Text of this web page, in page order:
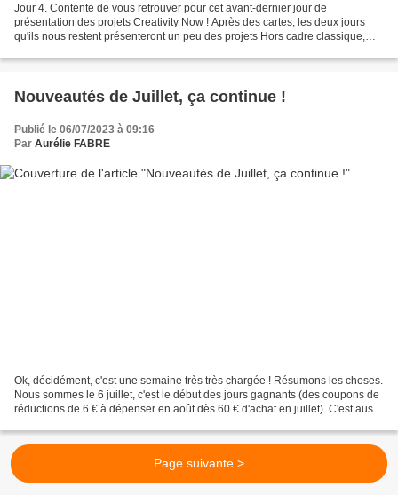
Jour 4. Contente de vous retrouver pour cet avant-dernier jour de
présentation des projets Creativity Now ! Après des cartes, les deux jours
qu'ils nous restent présenteront un peu des projets Hors cadre classique,
Nouveautés de Juillet, ça continue !
Publié le 06/07/2023 à 09:16
Par Aurélie FABRE
Ok, décidément, c'est une semaine très très chargée ! Résumons les choses.
Nous sommes le 6 juillet, c'est le début des jours gagnants (des coupons de
réductions de 6 € à dépenser en août dès 60 € d'achat en juillet). C'est aussi
Page suivante >